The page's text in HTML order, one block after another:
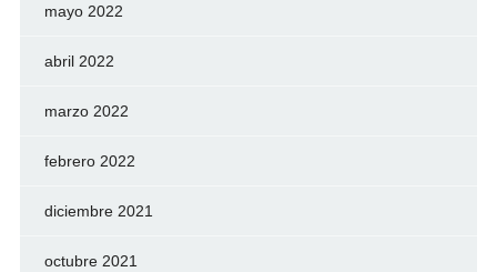
mayo 2022
abril 2022
marzo 2022
febrero 2022
diciembre 2021
octubre 2021